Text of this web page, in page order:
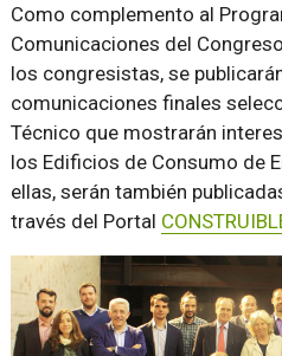
Como complemento al
Comunicaciones del
los congresistas, se
comunicaciones finales
Técnico que mostrarán
los Edificios de Consumo de
ellas, serán también
través del Portal